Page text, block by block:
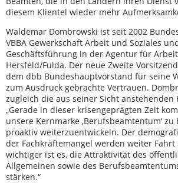
diesem Klientel wieder mehr
Waldemar Dombrowski ist seit 2002
VBBA Gewerkschaft Arbeit und Soziales
Geschäftsführung in der Agentur für
Hersfeld/Fulda. Der neue Zweite
dem dbb Bundeshauptvorstand für seine
zum Ausdruck gebrachte Vertrauen.
zugleich die aus seiner Sicht anstehenden
„Gerade in dieser krisengeprägten Zeit
unsere Kernmarke ‚Berufsbeamtentum‘
proaktiv weiterzuentwickeln. Der
der Fachkräftemangel werden weiter
wichtiger ist es, die Attraktivität des
Allgemeinen sowie des
stärken.“